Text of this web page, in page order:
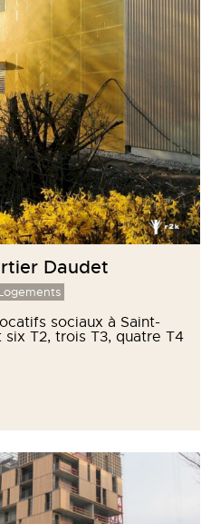
Daudet
sociaux à Saint-
T2, trois T3, quatre T4